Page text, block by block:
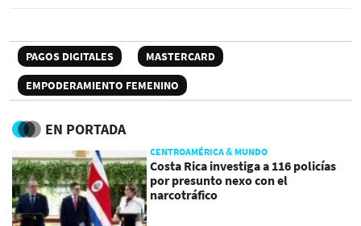
PAGOS DIGITALES
MASTERCARD
EMPODERAMIENTO FEMENINO
EN PORTADA
CENTROAMÉRICA & MUNDO
Costa Rica investiga a 116 policías
por presunto nexo con el
narcotráfico